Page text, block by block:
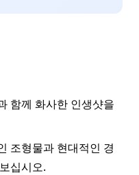
함께 화사한 인생샷을
조형물과 현대적인 경
십시오.